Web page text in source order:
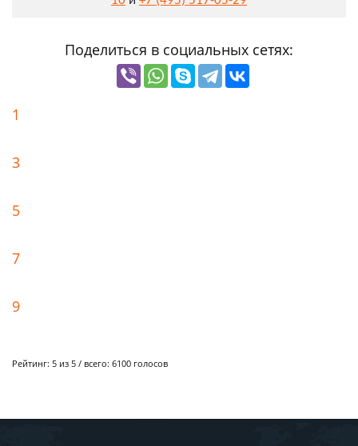
Поделиться в социальных сетях:
1
3
5
7
9
Рейтинг: 5 из 5 / всего: 6100 голосов